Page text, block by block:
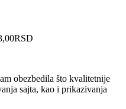
RSD
obezbedila što kvalitetnije
sajta, kao i prikazivanja